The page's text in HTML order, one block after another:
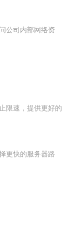
公司内部网络资
限速，提供更好的
更快的服务器路